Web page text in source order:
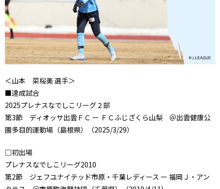
＜山本 菜桜美 選手＞
■達成試合
2025プレナスなでしこリーグ２部
第3節 ディオッサ出雲ＦＣ ー ＦＣふじざくら山梨 ＠出雲健康公
園多目的運動場（島根県）（2025/3/29）
□初出場
プレナスなでしこリーグ2010
第2節 ジェフユナイテッド市原・千葉レディース ー 福岡Ｊ・アン